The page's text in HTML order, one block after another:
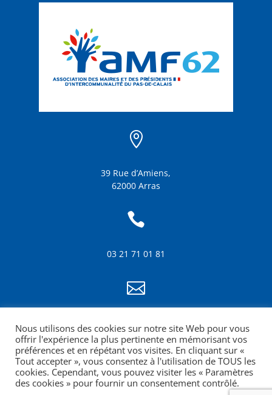

39 Rue d’Amiens,
62000 Arras

03 21 71 01 81

info@amf62.fr
mentions légales
Nous utilisons des cookies sur notre site Web pour vous
offrir l'expérience la plus pertinente en mémorisant vos
préférences et en répétant vos visites. En cliquant sur «
Tout accepter », vous consentez à l'utilisation de TOUS les
cookies. Cependant, vous pouvez visiter les « Paramètres
des cookies » pour fournir un consentement contrôlé.